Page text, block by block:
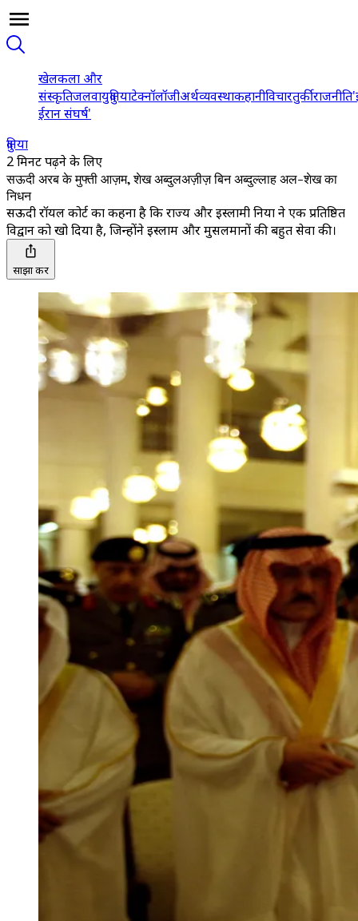
खेलकला और
संस्कृतिजलवायुदुनियाटेक्नॉलॉजीअर्थव्यवस्थाकहानीविचारतुर्कीराजनीति
ईरान संघर्ष'
दुनिया
2 मिनट पढ़ने के लिए
सऊदी अरब के मुफ्ती आज़म, शेख अब्दुलअज़ीज़ बिन अब्दुल्लाह अल-शेख का
निधन
सऊदी रॉयल कोर्ट का कहना है कि राज्य और इस्लामी दुनिया ने एक प्रतिष्ठित
विद्वान को खो दिया है, जिन्होंने इस्लाम और मुसलमानों की बहुत सेवा की।
साझा करें